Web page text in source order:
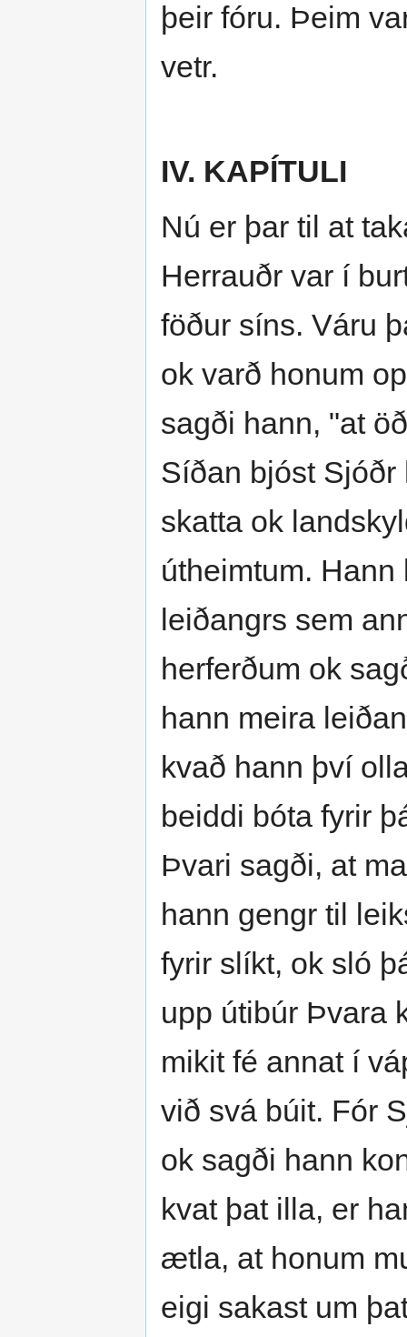
þeir fóru. Þeim
vetr.
IV. KAPÍTULI
Nú er þar til at
Herrauðr var í
föður síns. Váru
ok varð honum
sagði hann, "at
Síðan bjóst Sjóðr
skatta ok
útheimtum.
leiðangrs sem
herferðum ok
hann meira
kvað hann því
beiddi bóta fyrir
Þvari sagði, at
hann gengr til
fyrir slíkt, ok sló
upp útibúr Þvara
mikit fé annat í
við svá búit. Fór
ok sagði hann
kvat þat illa, er
ætla, at honum
eigi sakast um